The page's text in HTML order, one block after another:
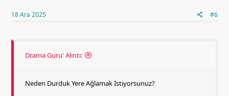
18 Ara 2025 #6
Drama Guru' Alıntı:
Neden Durduk Yere Ağlamak İstiyorsunuz?